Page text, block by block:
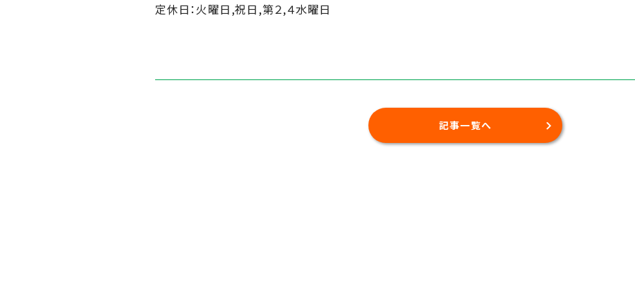
定休日：火曜日,祝日,第２,４水曜日
記事一覧へ